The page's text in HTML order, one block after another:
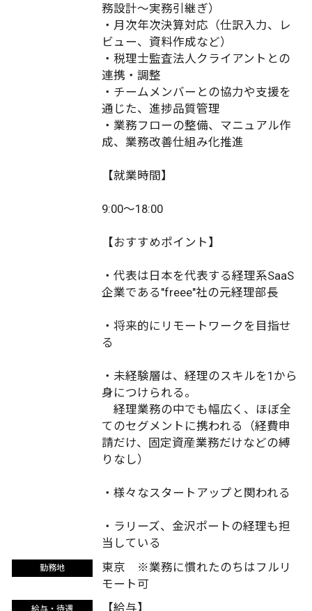
務設計～実務引継ぎ）
・月次年次決算対応（仕訳入力、レ
ビュー、資料作成など）
・税理士監査法人クライアントとの
連携・調整
・チームメンバーとの協力や支援を
通じた、進捗品質管理
・業務フローの整備、マニュアル作
成、業務改善仕組み化推進
【就業時間】
9:00～18:00
【おすすめポイント】
・代表は日本を代表する経理系SaaS
企業である"freee"社の元経理部長
・将来的にリモートワークを目指せ
る
・未経験層は、経理のスキルを1から
身につけられる。
経理業務の中でも幅広く、ほぼ全
てのセグメントに携われる（経費申
請だけ、固定資産業務だけなどの縛
りなし）
・様々なスタートアップと関われる
・ラリーズ、金沢ポートの経理も担
当している
勤務地
東京 ※業務に慣れたのちはフルリ
モート可
給与・待遇 【給与】